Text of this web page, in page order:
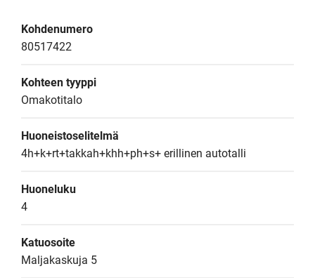
Kohdenumero
80517422
Kohteen tyyppi
Omakotitalo
Huoneistoselitelmä
4h+k+rt+takkah+khh+ph+s+ erillinen autotalli
Huoneluku
4
Katuosoite
Maljakaskuja 5